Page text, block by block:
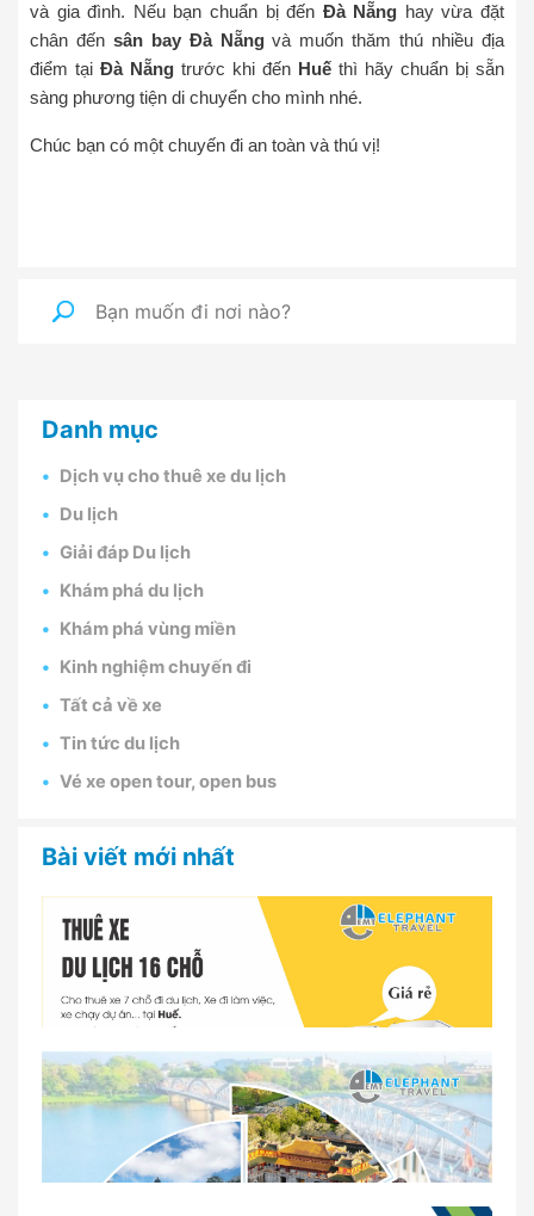
và gia đình. Nếu bạn chuẩn bị đến Đà Nẵng hay vừa đặt
chân đến sân bay Đà Nẵngvà muốn thăm thú nhiều địa
điểm tại Đà Nẵng trước khi đến Huế thì hãy chuẩn bị sẵn
sàng phương tiện di chuyển cho mình nhé.
Chúc bạn có một chuyến đi an toàn và thú vị!
Danh mục
Dịch vụ cho thuê xe du lịch
Du lịch
Giải đáp Du lịch
Khám phá du lịch
Khám phá vùng miền
Kinh nghiệm chuyến đi
Tất cả về xe
Tin tức du lịch
Vé xe open tour, open bus
Bài viết mới nhất
Dịch vụ thuê xe 16 chỗ tại Huế 2026